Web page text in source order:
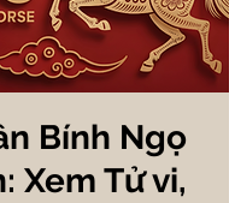
Bính Ngọ
Xem Tử vi,